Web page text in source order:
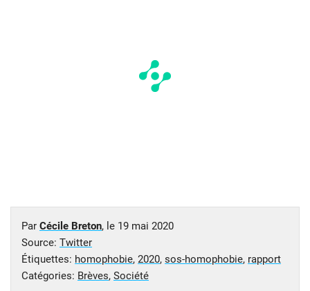
Par Cécile Breton, le 19 mai 2020
Source: Twitter
Étiquettes: homophobie, 2020, sos-homophobie, rapport
Catégories: Brèves, Société